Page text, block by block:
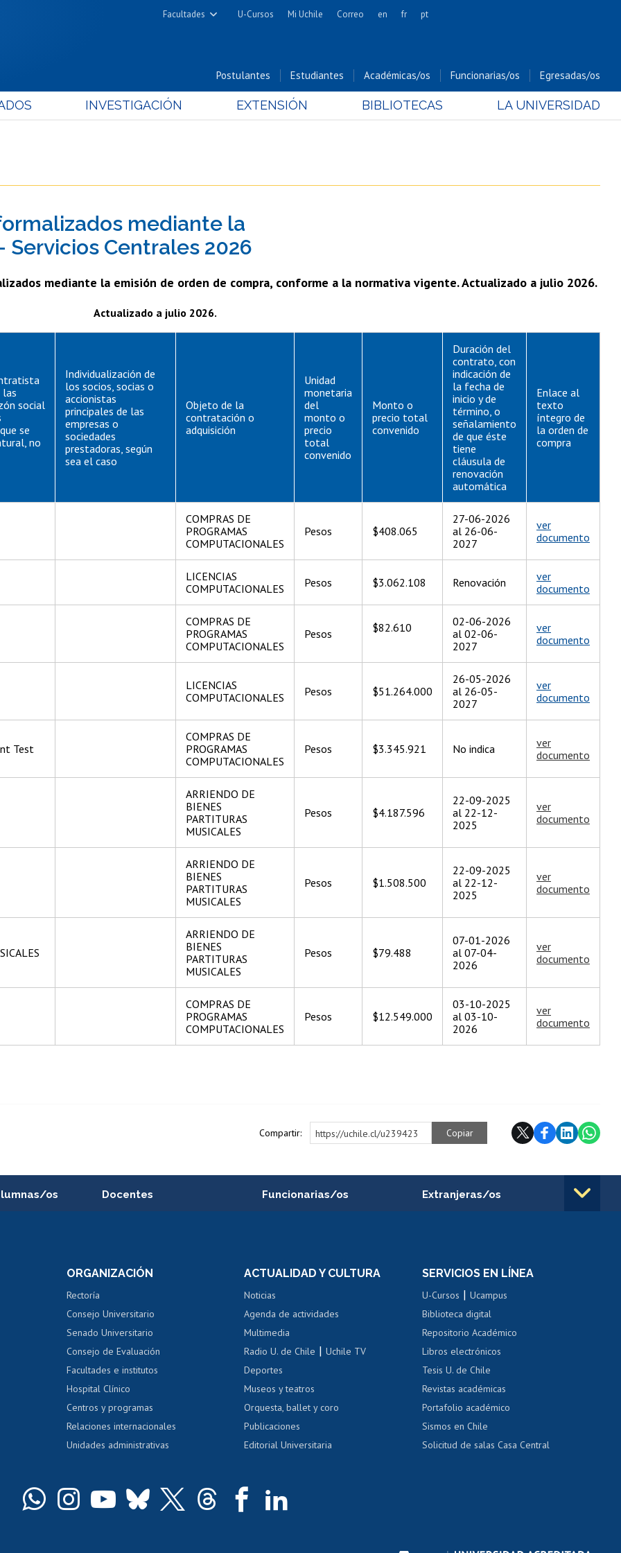
Facultades
Cs. Físicas y Matemáticas
Cs. Forestales y Conservación
Cs. Químicas y Farmacéuticas
Cs. Sociales
Estudios Avanzados en Educación
Nutrición y Tecnología de
U-Cursos Mi Uchile Correo en fr pt
Postulantes Estudiantes Académicas/os Funcionarias/os Egresadas/os
INVESTIGACIÓN EXTENSIÓN BIBLIOTECAS LA UNIVERSIDAD
mediante la
Centrales 2026
mediante la emisión de orden de compra, conforme a la normativa vigente. Actualizado a julio 2026.
Actualizado a julio 2026.
las
social
se
no
Individualización de
los socios, socias o
accionistas
principales de las
empresas o
sociedades
prestadoras, según
sea el caso
Objeto de la
contratación o
adquisición
Unidad
monetaria
del
monto o
precio
total
convenido
Monto o
precio total
convenido
Duración del
contrato, con
indicación de
la fecha de
inicio y de
término, o
señalamiento
de que éste
tiene
cláusula de
renovación
automática
Enlace al
texto
íntegro de
la orden de
compra
COMPRAS DE
PROGRAMAS
COMPUTACIONALES
Pesos $408.065
27-06-2026
al 26-06-
2027
ver
documento
LICENCIAS
COMPUTACIONALES
Pesos $3.062.108 Renovación
ver
documento
COMPRAS DE
PROGRAMAS
COMPUTACIONALES
Pesos $82.610
02-06-2026
al 02-06-
2027
ver
documento
LICENCIAS
COMPUTACIONALES
Pesos $51.264.000
26-05-2026
al 26-05-
2027
ver
documento
Test
COMPRAS DE
PROGRAMAS
COMPUTACIONALES
Pesos $3.345.921 No indica
ver
documento
ARRIENDO DE
BIENES
PARTITURAS
MUSICALES
Pesos $4.187.596
22-09-2025
al 22-12-
2025
ver
documento
ARRIENDO DE
BIENES
PARTITURAS
MUSICALES
Pesos $1.508.500
22-09-2025
al 22-12-
2025
ver
documento
ARRIENDO DE
BIENES
PARTITURAS
MUSICALES
Pesos $79.488
07-01-2026
al 07-04-
2026
ver
documento
COMPRAS DE
PROGRAMAS
COMPUTACIONALES
Pesos $12.549.000
03-10-2025
al 03-10-
2026
ver
documento
Compartir: https://uchile.cl/u239423 Copiar
os Docentes
Perfeccionamiento
Evaluación docente
Calificación académica
Postulación al AUCAI
Funcionarias/os
Portal de movilidad interna
Certificado de renta
Certificado de renta
Gestión de correo uchile
Extranjeras/os
Movilidad Estudiantil
Cursos de español
Acoso laboral, sexual y violencia
ORGANIZACIÓN
Rectoría
Consejo Universitario
Senado Universitario
Consejo de Evaluación
Facultades e institutos
Hospital Clínico
Centros y programas
Relaciones internacionales
Unidades administrativas
ACTUALIDAD Y CULTURA
Noticias
Agenda de actividades
Multimedia
Radio U. de Chile |Uchile TV
Deportes
Museos y teatros
Orquesta, ballet y coro
Publicaciones
Editorial Universitaria
SERVICIOS EN LÍNEA
U-Cursos |Ucampus
Biblioteca digital
Repositorio Académico
Libros electrónicos
Tesis U. de Chile
Revistas académicas
Portafolio académico
Sismos en Chile
Solicitud de salas Casa Central